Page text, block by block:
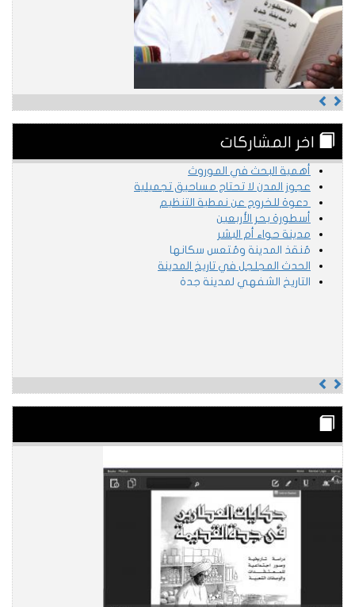
Next
اخر المشاركات
أهمية البحث في الموروث
عجوز المدن لا تحتاج مساحيق تجميلية
دعوة للخروج عن نمطية التنظيم
أسطورة بحر الأربعين
مدينة حواء أم البشر
مُنقذ المدينة ومُتعس سكانها
الحدث المجلجل في تاريخ المدينة
التاريخ الشفهي لمدينة جدة
Next